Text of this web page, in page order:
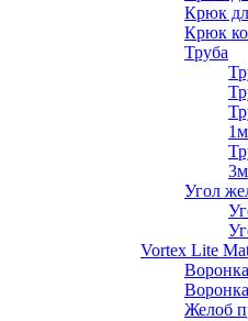
Крюк
Крюк
Труба
1м
3м
Угол
Vortex Lite
Желоб